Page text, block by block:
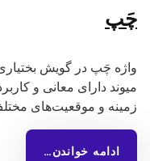
چَپ
واژه چَپ در گویش
میوند دارای معانی و
زمینه و موقعیت‌های
ادامه خواندن…